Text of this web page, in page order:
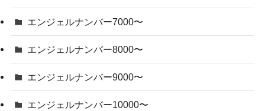
エンジェルナンバー7000〜
エンジェルナンバー8000〜
エンジェルナンバー9000〜
エンジェルナンバー10000〜